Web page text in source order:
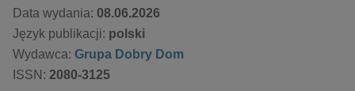
Data wydania: 08.06.2026
Język publikacji: polski
Wydawca: Grupa Dobry Dom
ISSN: 2080-3125